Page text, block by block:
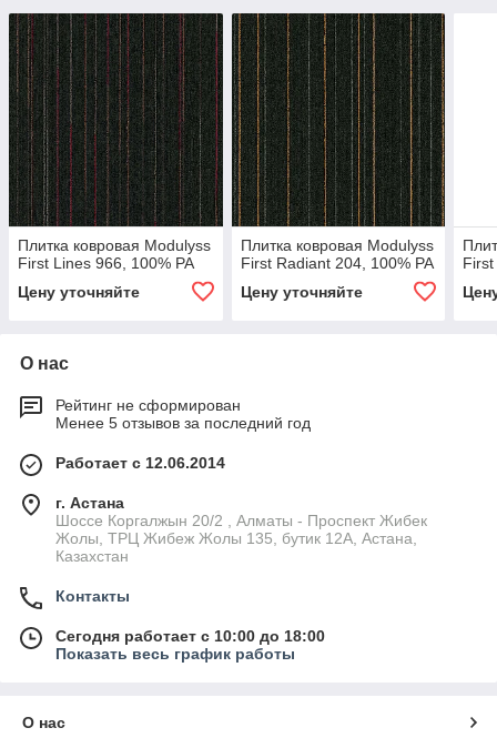
Плитка ковровая Modulyss
First Lines 966, 100% PA
Цену уточняйте
Плитка ковровая Modulyss
First Radiant 204, 100% PA
Цену уточняйте
О нас
Рейтинг не сформирован
Менее 5 отзывов за последний год
Работает с 12.06.2014
г. Астана
Шоссе Коргалжын 20/2 , Алматы - Проспект Жибек
Жолы, ТРЦ Жибеж Жолы 135, бутик 12А, Астана,
Казахстан
Контакты
Сегодня работает с 10:00 до 18:00
Показать весь график работы
О нас